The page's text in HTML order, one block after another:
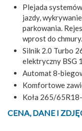
Plejada
jazdy,
parkowania.
wprost do chmury.
Silnik 2.0 Turbo
elektryczny BSG
Automat 8-
Komfortowe
Koła 265/
CENA, DANE I